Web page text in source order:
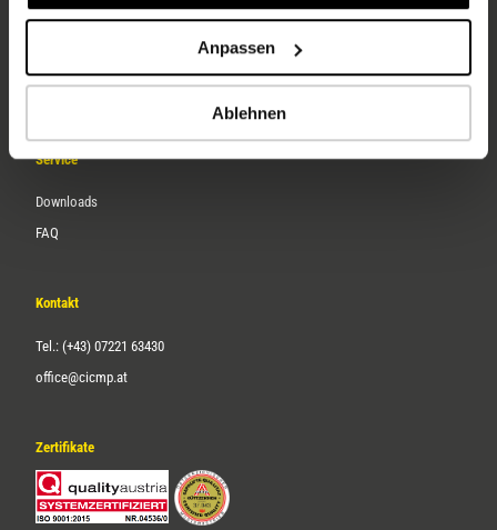
Anpassen
Ablehnen
Unternehmen
Karriere
Service
Downloads
FAQ
Kontakt
Tel.: (+43) 07221 63430
office@cicmp.at
Zertifikate